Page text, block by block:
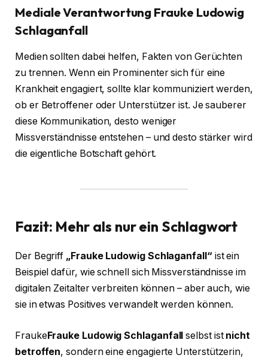
Mediale Verantwortung Frauke Ludowig
Schlaganfall
Medien sollten dabei helfen, Fakten von Gerüchten
zu trennen. Wenn ein Prominenter sich für eine
Krankheit engagiert, sollte klar kommuniziert werden,
ob er Betroffener oder Unterstützer ist. Je sauberer
diese Kommunikation, desto weniger
Missverständnisse entstehen – und desto stärker wird
die eigentliche Botschaft gehört.
Fazit: Mehr als nur ein Schlagwort
Der Begriff „Frauke Ludowig Schlaganfall“ ist ein
Beispiel dafür, wie schnell sich Missverständnisse im
digitalen Zeitalter verbreiten können – aber auch, wie
sie in etwas Positives verwandelt werden können.
FraukeFrauke Ludowig Schlaganfall selbst ist nicht
betroffen, sondern eine engagierte Unterstützerin,